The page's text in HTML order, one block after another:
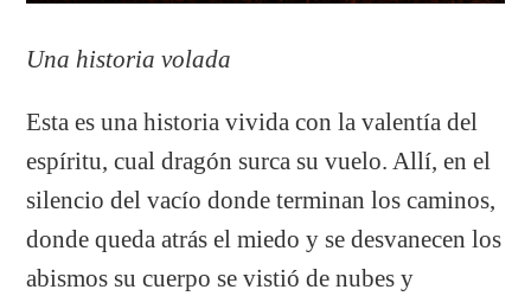
Una historia volada
Esta es una historia vivida con la valentía del
espíritu, cual dragón surca su vuelo. Allí, en el
silencio del vacío donde terminan los caminos,
donde queda atrás el miedo y se desvanecen los
abismos su cuerpo se vistió de nubes y